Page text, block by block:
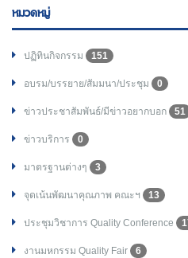
หมวดหมู่
ปฏิทินกิจกรรม 151
อบรม/บรรยาย/สัมมนา/ประชุม 0
ข่าวประชาสัมพันธ์/มีข่าวอยากบอก 51
ข่าวบริการ 0
มาตรฐานต่างๆ 3
จุดเน้นพัฒนาคุณภาพ คณะฯ 13
ประชุมวิชาการ Quality Conference
งานมหกรรม Quality Fair 6